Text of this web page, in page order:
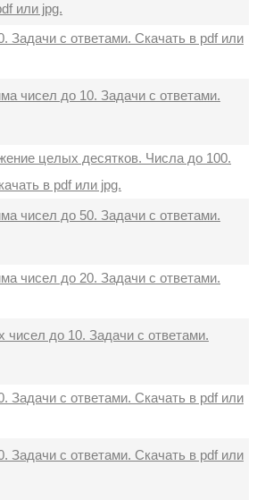
или jpg.
Задачи с ответами. Скачать в pdf или
чисел до 10. Задачи с ответами.
целых десятков. Числа до 100.
в pdf или jpg.
чисел до 50. Задачи с ответами.
чисел до 20. Задачи с ответами.
до 10. Задачи с ответами.
Задачи с ответами. Скачать в pdf или
Задачи с ответами. Скачать в pdf или